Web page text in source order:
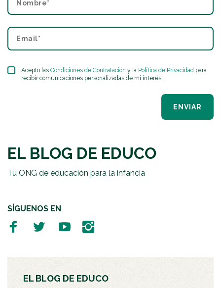
Acepto las Condiciones de Contratación y la Política de Privacidad para
recibir comunicaciones personalizadas de mi interés.
ENVIAR
EL BLOG DE EDUCO
Tu ONG de educación para la infancia
SÍGUENOS EN
EL BLOG DE EDUCO